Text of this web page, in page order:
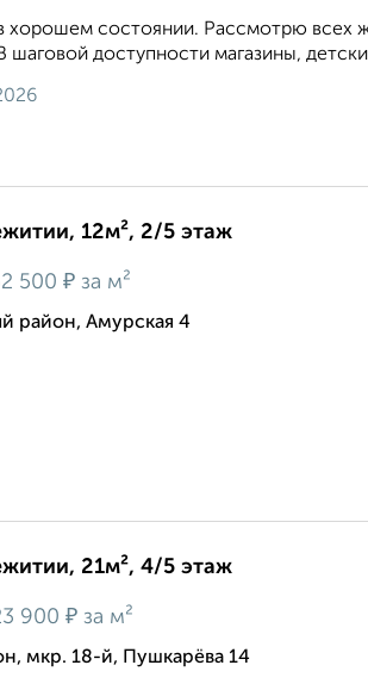
хорошем состоянии. Рассмотрю всех
шаговой доступности магазины,
12м², 2/5 этаж
500 ₽ за м²
район, Амурская 4
21м², 4/5 этаж
900 ₽ за м²
мкр. 18-й, Пушкарёва 14